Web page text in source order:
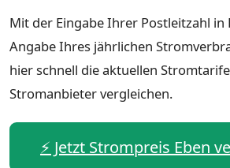
Mit der Eingabe Ihrer Postleitzahl in
Angabe Ihres jährlichen
hier schnell die aktuellen
Stromanbieter vergleichen.
⚡️ Jetzt Strompreis Eben